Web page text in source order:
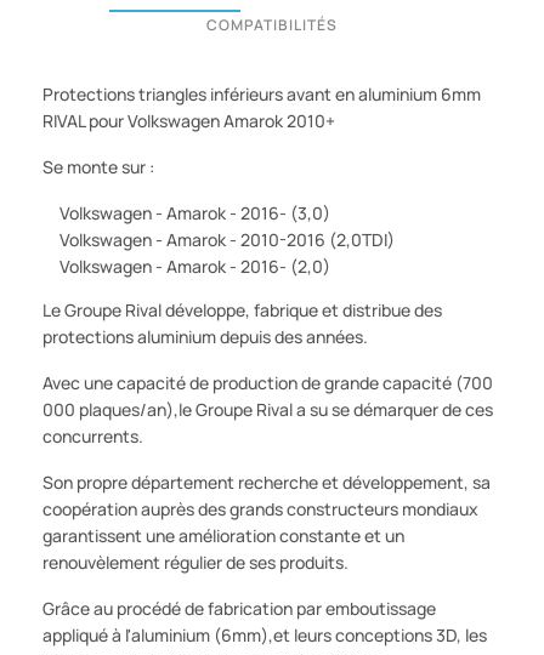
COMPATIBILITÉS
Protections triangles inférieurs avant en aluminium 6mm
RIVAL pour Volkswagen Amarok 2010+
Se monte sur :
Volkswagen - Amarok - 2016- (3,0)
Volkswagen - Amarok - 2010-2016 (2,0TDI)
Volkswagen - Amarok - 2016- (2,0)
Le Groupe Rival développe, fabrique et distribue des
protections aluminium depuis des années.
Avec une capacité de production de grande capacité (700
000 plaques/an),le Groupe Rival a su se démarquer de ces
concurrents.
Son propre département recherche et développement, sa
coopération auprès des grands constructeurs mondiaux
garantissent une amélioration constante et un
renouvèlement régulier de ses produits.
Grâce au procédé de fabrication par emboutissage
appliqué à l'aluminium (6mm),et leurs conceptions 3D, les